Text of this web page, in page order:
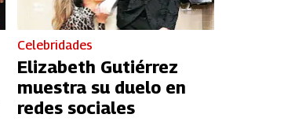
Celebridades
Elizabeth Gutiérrez
muestra su duelo en
redes sociales